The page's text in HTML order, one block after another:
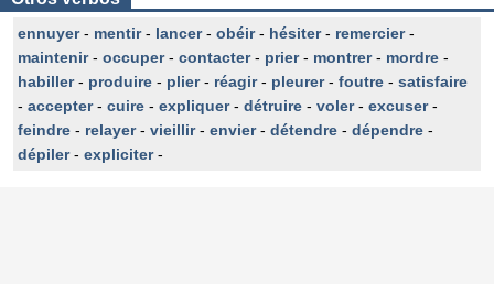
ennuyer- mentir- lancer- obéir- hésiter- remercier-
maintenir- occuper- contacter- prier- montrer- mordre -
habiller- produire - plier- réagir- pleurer- foutre - satisfaire
- accepter- cuire - expliquer- détruire - voler- excuser-
feindre - relayer- vieillir- envier- détendre - dépendre -
dépiler- expliciter-